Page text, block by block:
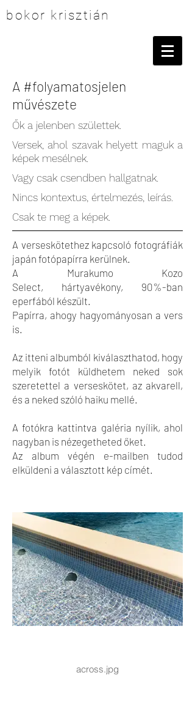
bokor krisztián
A #folyamatosjelen
művészete
Ők a jelenben születtek.
Versek, ahol szavak helyett maguk a
képek mesélnek.
Vagy csak csendben hallgatnak.
Nincs kontextus, értelmezés, leírás.
Csak te meg a képek.
A verseskötethez kapcsoló fotográfiák
japán fotópapírra kerülnek.
A Murakumo Kozo
Select, hártyavékony, 90%-ban
eperfából készült.
Papírra, ahogy hagyományosan a vers
is.
Az itteni albumból kiválaszthatod, hogy
melyik fotót küldhetem neked sok
szeretettel a verseskötet, az akvarell,
és a neked szóló haiku mellé.
A fotókra kattintva galéria nyílik, ahol
nagyban is nézegetheted őket.
Az album végén e-mailben tudod
elküldeni a választott kép címét.
across.jpg